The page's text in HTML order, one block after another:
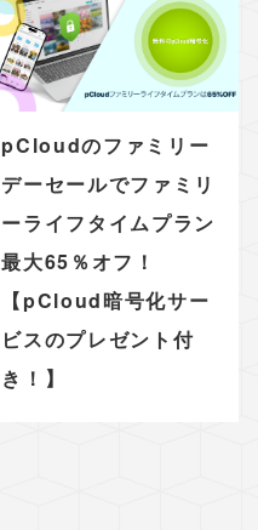
pCloudのファミリー
デーセールでファミリ
ーライフタイムプラン
最大65％オフ！
【pCloud暗号化サー
ビスのプレゼント付
き！】